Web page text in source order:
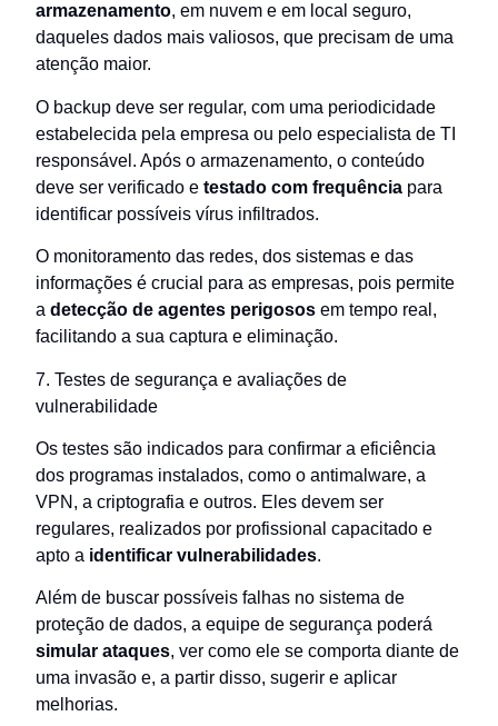
armazenamento, em nuvem e em local seguro,
daqueles dados mais valiosos, que precisam de uma
atenção maior.
O backup deve ser regular, com uma periodicidade
estabelecida pela empresa ou pelo especialista de TI
responsável. Após o armazenamento, o conteúdo
deve ser verificado e testado com frequência para
identificar possíveis vírus infiltrados.
O monitoramento das redes, dos sistemas e das
informações é crucial para as empresas, pois permite
a detecção de agentes perigosos em tempo real,
facilitando a sua captura e eliminação.
7. Testes de segurança e avaliações de
vulnerabilidade
Os testes são indicados para confirmar a eficiência
dos programas instalados, como o antimalware, a
VPN, a criptografia e outros. Eles devem ser
regulares, realizados por profissional capacitado e
apto a identificar vulnerabilidades.
Além de buscar possíveis falhas no sistema de
proteção de dados, a equipe de segurança poderá
simular ataques, ver como ele se comporta diante de
uma invasão e, a partir disso, sugerir e aplicar
melhorias.